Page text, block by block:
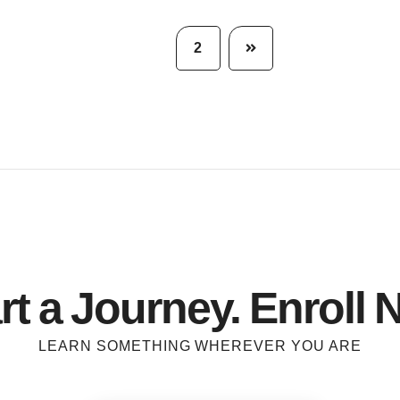
2
a Journey. Enroll
LEARN SOMETHING WHEREVER YOU ARE